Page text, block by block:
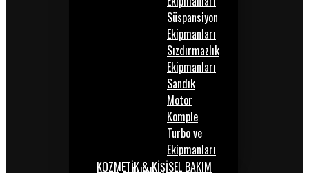
Süspansiyon
Ekipmanları
Sızdırmazlık
Ekipmanları
Sandık
Motor
Komple
Turbo ve
Ekipmanları
KOZMETİK & KİŞİSEL BAKIM